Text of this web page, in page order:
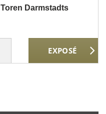
Darmstadts